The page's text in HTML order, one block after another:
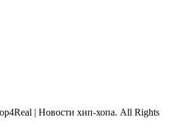
| Новости хип-хопа. All Rights